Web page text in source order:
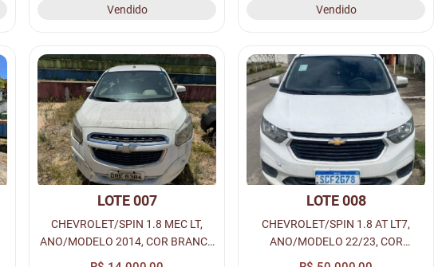
0011, RENAVAM: 01200341560.
Vendido Vendido
LOTE 007
CHEVROLET/SPIN 1.8 MEC LT,
ANO/MODELO 2014, COR BRANCA
A ALCOOL/GASOLINA, PLACA:
LOTE 008
CHEVROLET/SPIN 1.8 AT LT7,
ANO/MODELO 22/23, COR
BRANCA A ALCOOL/GASOLINA,